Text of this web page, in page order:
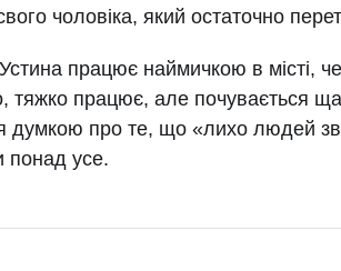
чоловіка, який остаточно
Устина працює наймичкою в місті,
тяжко працює, але почувається
думкою про те, що «лихо людей
понад усе.